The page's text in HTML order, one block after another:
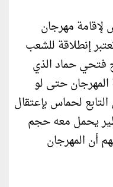
لإقامة مهرجان
إنطلاقة للشعب
فتحي حماد الذي
حتى لو
لحماس بإعتقال
يحمل معه حجم
أن المهرجان